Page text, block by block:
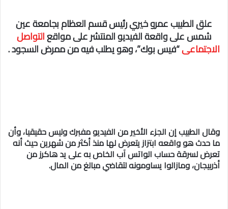
علق الطبيب عمرو خيري رئيس قسم العظام بجامعة عين
شمس على واقعة الفيديو المنتشر على مواقعالتواصل
الاجتماعى“فيس بوك”، وهو يطلب فيه من ممرض السجود .
وقال الطبيب إن الجزء الأخير من الفيديو مفبرك وليس حقيقيا، وأن
ما حدث هو واقعه ابتزاز يتعرض لها منذ أكثر من شهرين حيث أنه
تعرض لسرقة حساب الواتس آب الخاص به على يد هاكرز من
أذربيجان، ومازالوا يساومونه لتقاضي مبالغ من المال.